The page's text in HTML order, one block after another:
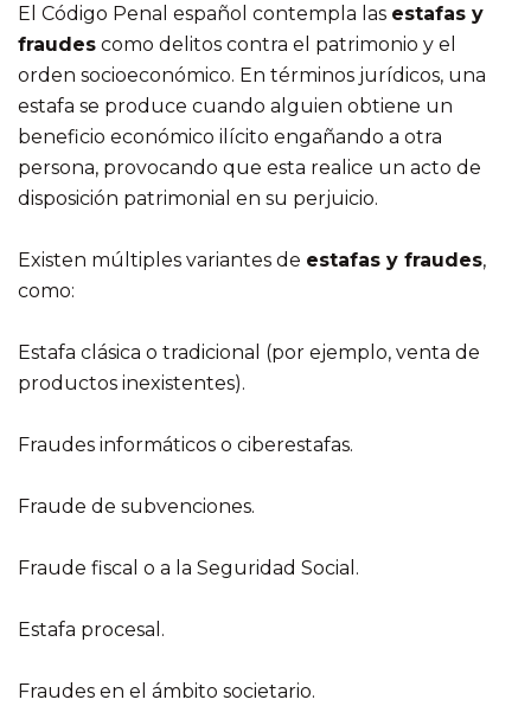
El Código Penal español contempla las estafas y
fraudes como delitos contra el patrimonio y el
orden socioeconómico. En términos jurídicos, una
estafa se produce cuando alguien obtiene un
beneficio económico ilícito engañando a otra
persona, provocando que esta realice un acto de
disposición patrimonial en su perjuicio.
Existen múltiples variantes de estafas y fraudes,
como:
Estafa clásica o tradicional (por ejemplo, venta de
productos inexistentes).
Fraudes informáticos o ciberestafas.
Fraude de subvenciones.
Fraude fiscal o a la Seguridad Social.
Estafa procesal.
Fraudes en el ámbito societario.